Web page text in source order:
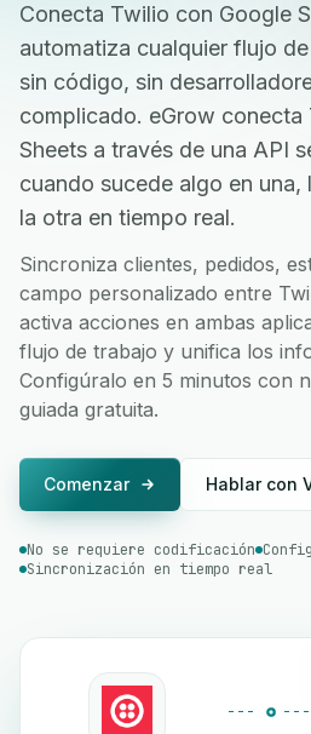
Conecta Twilio con Google
automatiza cualquier flujo
sin código, sin
complicado. eGrow conecta
Sheets a través de una API
cuando sucede algo en
la otra en tiempo real.
Sincroniza clientes, pedidos,
campo personalizado entre
activa acciones en ambas
flujo de trabajo y unifica los
Configúralo en 5 minutos con
guiada gratuita.
Comenzar Hablar con
No se requiere codificación
Sincronización en tiempo real